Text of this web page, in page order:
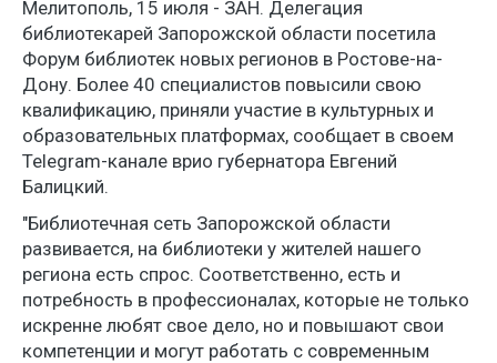
Мелитополь, 15 июля - ЗАН. Делегация
библиотекарей Запорожской области посетила
Форум библиотек новых регионов в Ростове-на-
Дону. Более 40 специалистов повысили свою
квалификацию, приняли участие в культурных и
образовательных платформах, сообщает в своем
Telegram-канале врио губернатора Евгений
Балицкий.
"Библиотечная сеть Запорожской области
развивается, на библиотеки у жителей нашего
региона есть спрос. Соответственно, есть и
потребность в профессионалах, которые не только
искренне любят свое дело, но и повышают свои
компетенции и могут работать с современным